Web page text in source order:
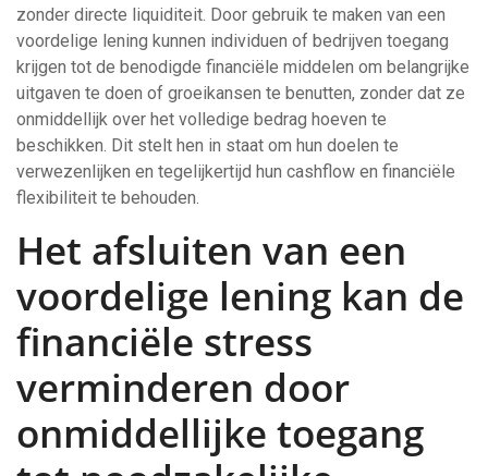
zonder directe liquiditeit. Door gebruik te maken van een
voordelige lening kunnen individuen of bedrijven toegang
krijgen tot de benodigde financiële middelen om belangrijke
uitgaven te doen of groeikansen te benutten, zonder dat ze
onmiddellijk over het volledige bedrag hoeven te
beschikken. Dit stelt hen in staat om hun doelen te
verwezenlijken en tegelijkertijd hun cashflow en financiële
flexibiliteit te behouden.
Het afsluiten van een
voordelige lening kan de
financiële stress
verminderen door
onmiddellijke toegang